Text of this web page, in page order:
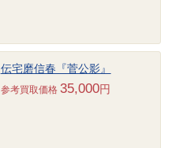
伝宅磨信春『菅公影』
参考買取価格 35,000円